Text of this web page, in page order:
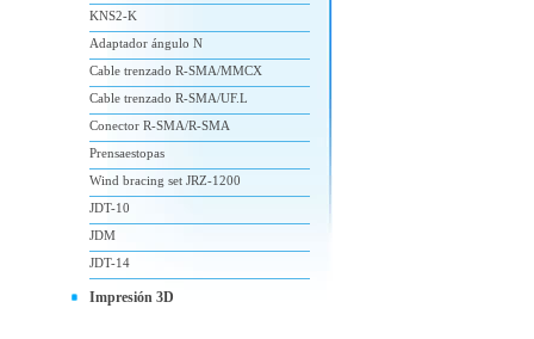
KNS2-K
Adaptador ángulo N
Cable trenzado R-SMA/MMCX
Cable trenzado R-SMA/UF.L
Conector R-SMA/R-SMA
Prensaestopas
Wind bracing set JRZ-1200
JDT-10
JDM
JDT-14
Impresión 3D